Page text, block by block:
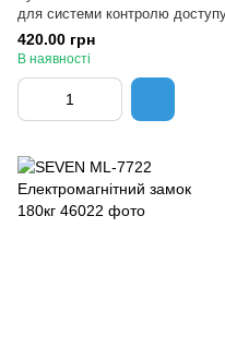
для системи контролю
420.00 грн
В наявності